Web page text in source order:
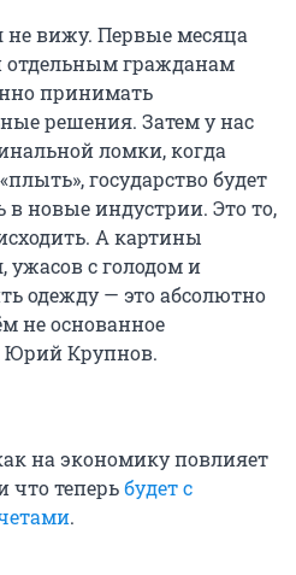
не вижу. Первые месяца
отдельным гражданам
принимать
решения. Затем у нас
ломки, когда
государство будет
новые индустрии. Это то,
А картины
ужасов с голодом и
одежду — это абсолютно
не основанное
Юрий Крупнов.
на экономику повлияет
что теперьбудет с
.